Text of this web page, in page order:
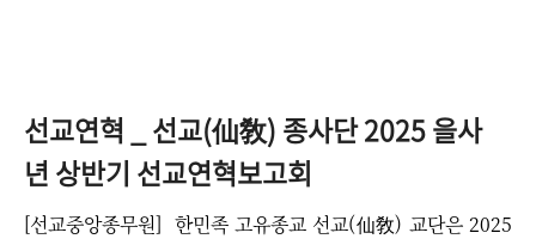
선교연혁 _ 선교(仙敎) 종사단 2025 을사
년 상반기 선교연혁보고회
[선교중앙종무원] 한민족 고유종교 선교(仙敎) 교단은 2025